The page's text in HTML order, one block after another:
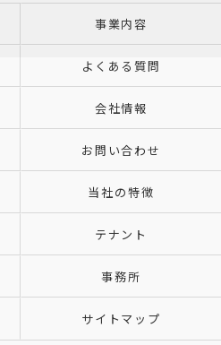
事業内容
よくある質問
会社情報
お問い合わせ
当社の特徴
テナント
事務所
サイトマップ